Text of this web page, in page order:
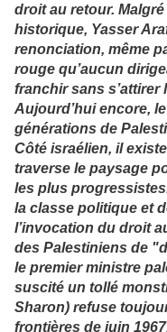
droit au retour.
historique, Yasser
renonciation, même
rouge qu’aucun
franchir sans s’attirer
Aujourd’hui encore,
générations de
Côté israélien, il
traverse le paysage
les plus
la classe politique et
l’invocation du droit
des Palestiniens de
le premier ministre
suscité un tollé
Sharon) refuse
frontières de juin